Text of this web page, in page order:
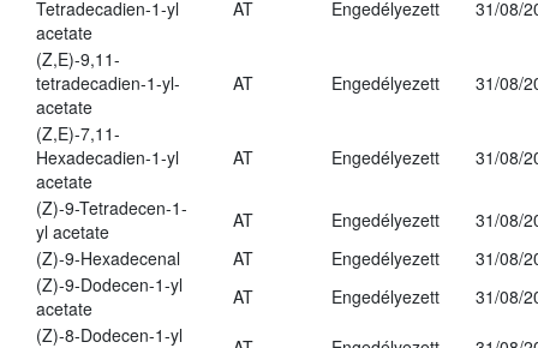
Tetradecadien-1-yl
acetate
AT Engedélyezett 31/08/
(Z,E)-9,11-
tetradecadien-1-yl-
acetate
AT Engedélyezett 31/08/
(Z,E)-7,11-
Hexadecadien-1-yl
acetate
AT Engedélyezett 31/08/
(Z)-9-Tetradecen-1-
yl acetate
AT Engedélyezett
31/08/
(Z)-9-Hexadecenal
AT Engedélyezett
31/08/
(Z)-9-Dodecen-1-yl
acetate
AT Engedélyezett
31/08/
(Z)-8-Dodecen-1-yl